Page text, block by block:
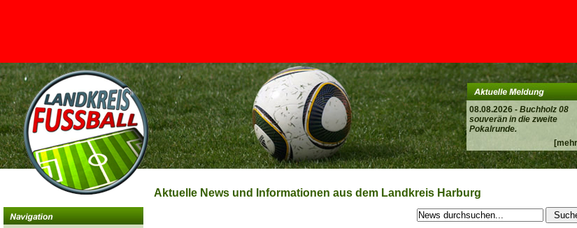
08.08.2026 - Buchholz 08
souverän in die zweite
Pokalrunde.
<
Aktuelle News und Informationen aus dem Landkreis Harburg